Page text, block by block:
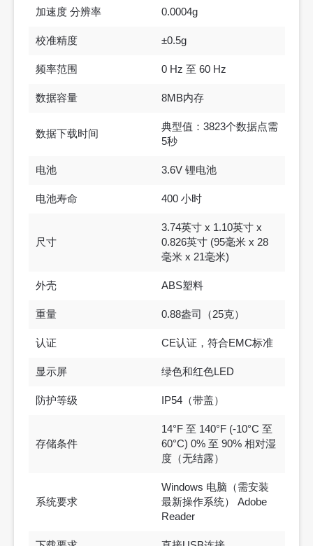
加速度 分辨率 0.0004g
校准精度 ±0.5g
频率范围 0 Hz 至 60 Hz
数据容量 8MB内存
数据下载时间
典型值：3823个数据点需
5秒
电池 3.6V 锂电池
电池寿命 400 小时
尺寸
3.74英寸 x 1.10英寸 x
0.826英寸 (95毫米 x 28
毫米 x 21毫米)
外壳 ABS塑料
重量 0.88盎司（25克）
认证 CE认证，符合EMC标准
显示屏 绿色和红色LED
防护等级 IP54（带盖）
存储条件
14°F 至 140°F (-10°C 至
60°C) 0% 至 90% 相对湿
度（无结露）
系统要求
Windows 电脑（需安装
最新操作系统） Adobe
Reader